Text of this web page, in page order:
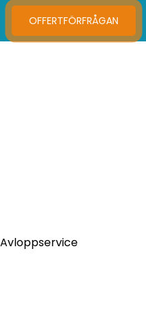
OFFERTFÖRFRÅGAN